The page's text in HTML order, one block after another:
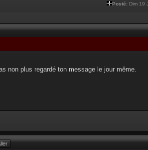
Posté: Dim 19
non plus regardé ton message le jour même.